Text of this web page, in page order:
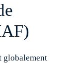
globalement